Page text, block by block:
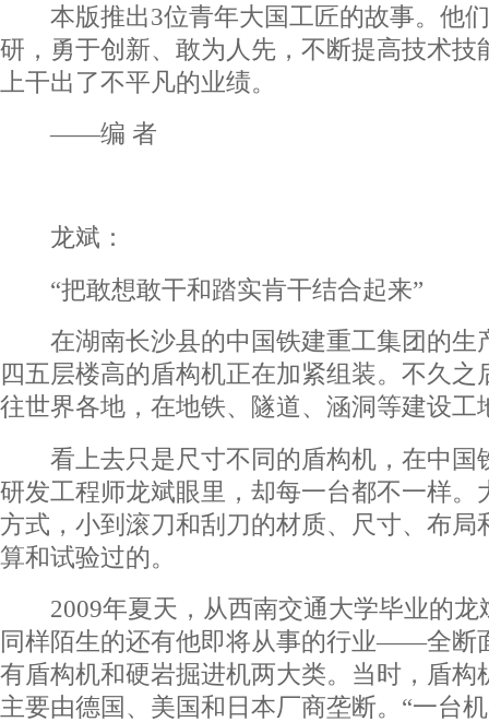
本版推出3位青年大国工匠的故事。他们
研，勇于创新、敢为人先，不断提高技术技
上干出了不平凡的业绩。
――编 者
龙斌：
“把敢想敢干和踏实肯干结合起来”
在湖南长沙县的中国铁建重工集团的生
四五层楼高的盾构机正在加紧组装。不久之
往世界各地，在地铁、隧道、涵洞等建设工
看上去只是尺寸不同的盾构机，在中国
研发工程师龙斌眼里，却每一台都不一样。
方式，小到滚刀和刮刀的材质、尺寸、布局
算和试验过的。
2009年夏天，从西南交通大学毕业的龙
同样陌生的还有他即将从事的行业――全断
有盾构机和硬岩掘进机两大类。当时，盾构
主要由德国、美国和日本厂商垄断。“一台